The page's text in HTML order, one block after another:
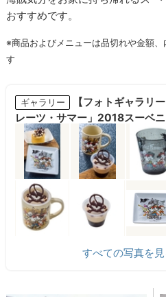
おすすめです。
※商品およびメニューは品切れや金額
す
ギャラリー
【フォトギャラリ
レーツ・サマー」2018スーベ
すべての写真を見